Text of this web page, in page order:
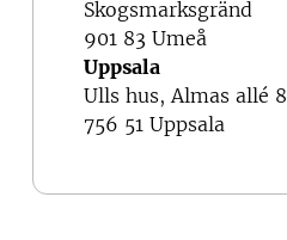
Skogsmarksgränd
901 83 Umeå
Uppsala
Ulls hus, Almas allé 8
756 51 Uppsala